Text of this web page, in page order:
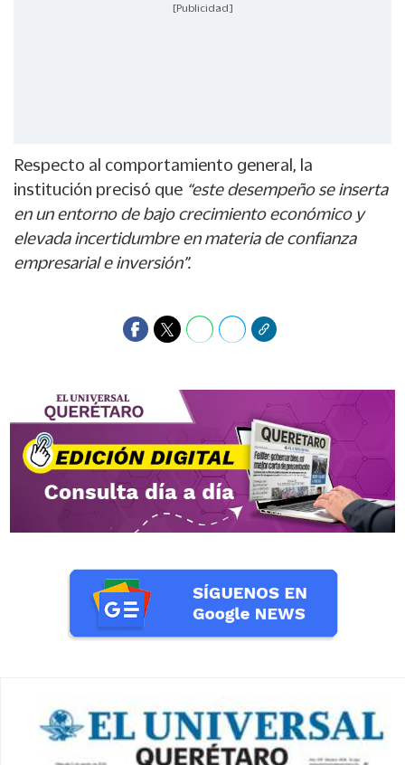
[Publicidad]
Respecto al comportamiento general, la
institución precisó que “este desempeño se inserta
en un entorno de bajo crecimiento económico y
elevada incertidumbre en materia de confianza
empresarial e inversión”.